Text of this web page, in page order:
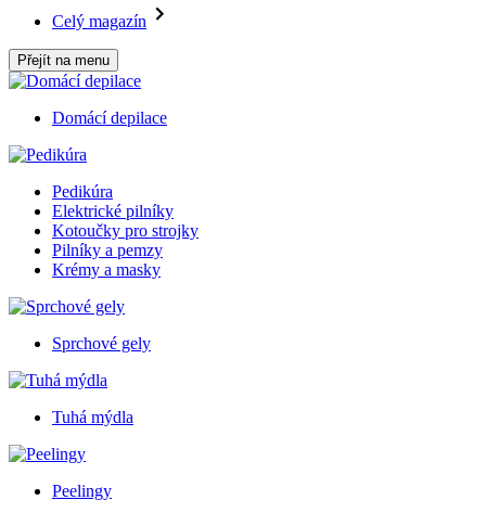
Celý magazín
Přejít na menu
Domácí depilace
Pedikúra
Elektrické pilníky
Kotoučky pro strojky
Pilníky a pemzy
Krémy a masky
Sprchové gely
Tuhá mýdla
Peelingy